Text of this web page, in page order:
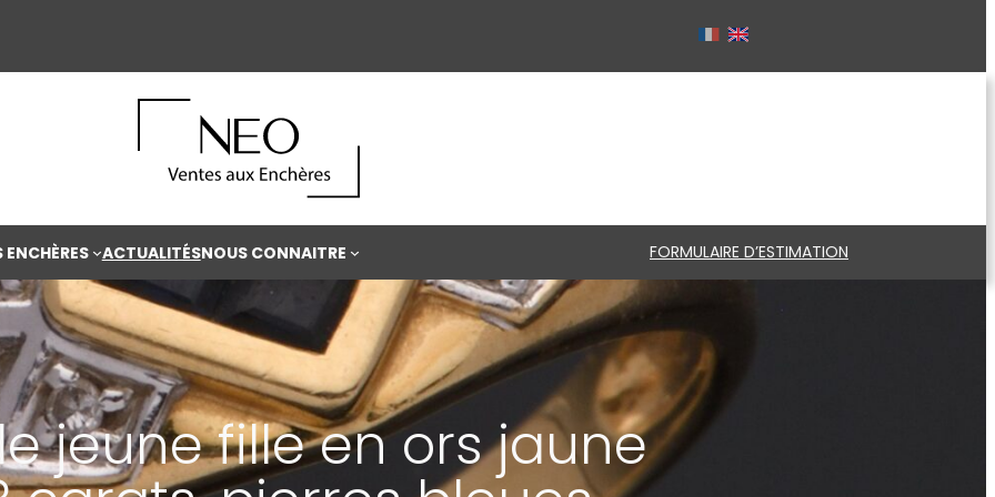
ENCHÈRES ACTUALITÉSNOUS CONNAITRE FORMULAIRE D’ESTIMATION
jeune fille en ors jaune